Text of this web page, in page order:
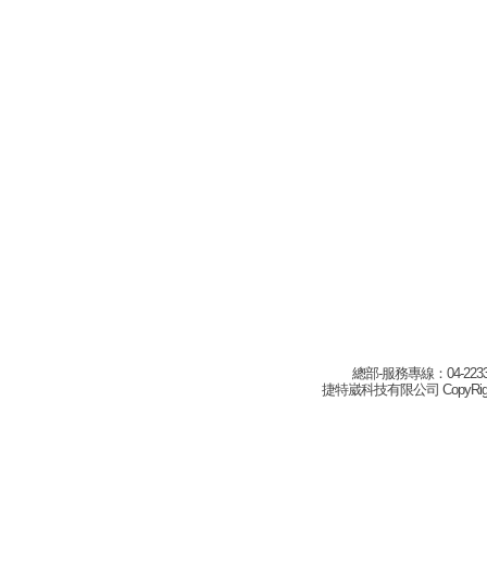
總部-服務專線：04-
捷特崴科技有限公司